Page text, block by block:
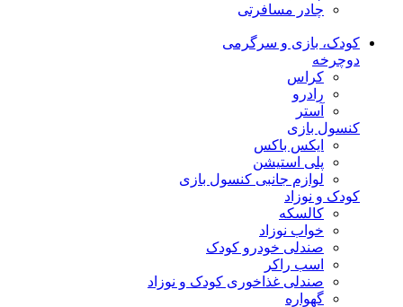
چادر مسافرتی
کودک، بازی و سرگرمی
دوچرخه
کراس
رادرو
آستر
کنسول بازی
ایکس باکس
پلی استیشن
لوازم جانبی کنسول بازی
کودک و نوزاد
کالسکه
خواب نوزاد
صندلی خودرو کودک
اسب راکر
صندلی غذاخوری کودک و نوزاد
گهواره